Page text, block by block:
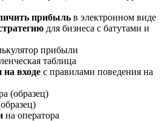
прибыль в электронном виде
для бизнеса с батутами и
прибыли
таблица
на входе с правилами поведения на
(образец)
на оператора